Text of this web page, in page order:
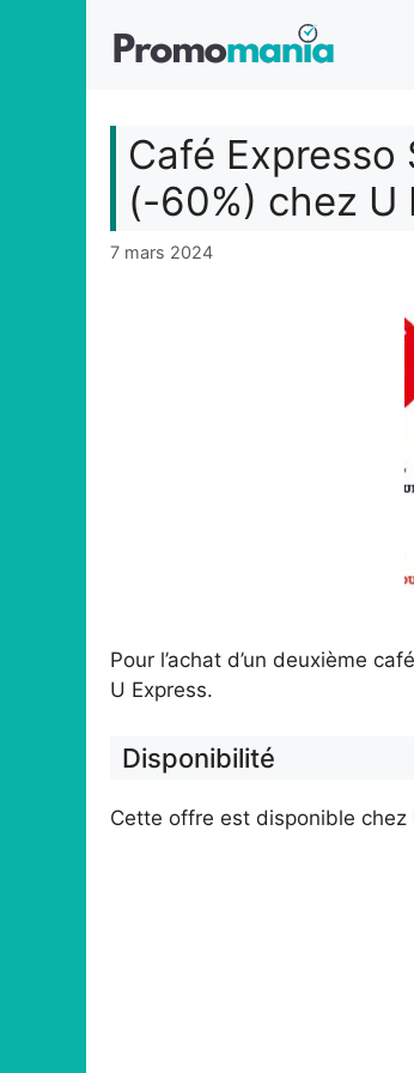
Café
(-60%) chez U
7 mars 2024
Pour l’achat d’un deuxième
U Express.
Disponibilité
Cette offre est disponible chez